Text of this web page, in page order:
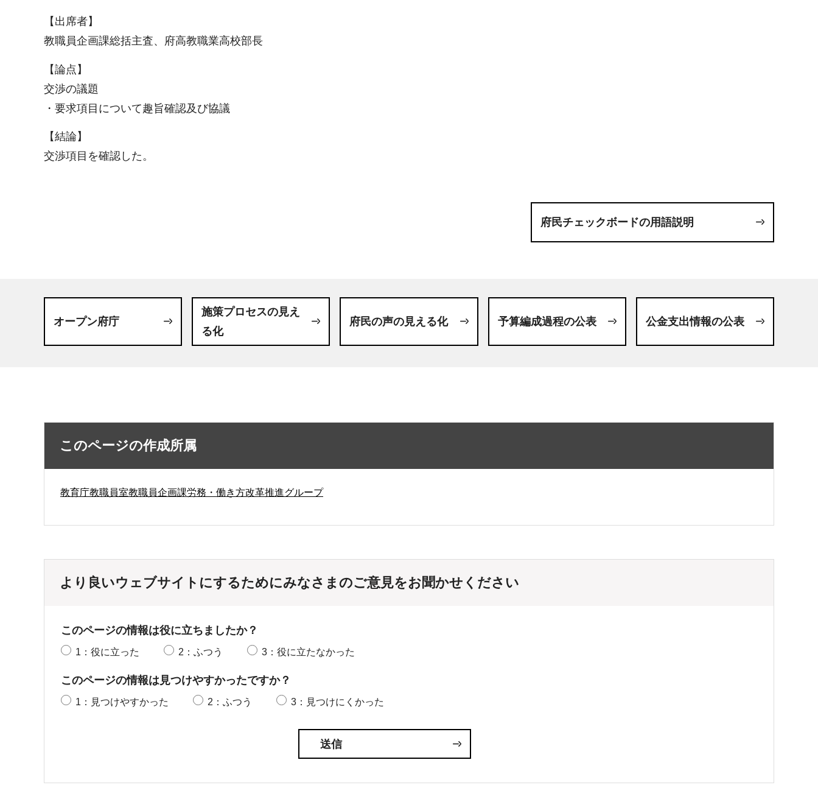
【出席者】
教職員企画課総括主査、府高教職業高校部長
【論点】
交渉の議題
・要求項目について趣旨確認及び協議
【結論】
交渉項目を確認した。
府民チェックボードの用語説明
オープン府庁
施策プロセスの見え
る化
府民の声の見える化 予算編成過程の公表 公金支出情報の公表
このページの作成所属
教育庁教職員室教職員企画課労務・働き方改革推進グループ
より良いウェブサイトにするためにみなさまのご意見をお聞かせください
このページの情報は役に立ちましたか？
1：役に立った 2：ふつう 3：役に立たなかった
このページの情報は見つけやすかったですか？
1：見つけやすかった 2：ふつう 3：見つけにくかった